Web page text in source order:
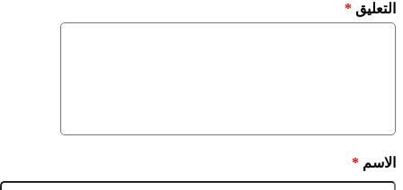
التعليق *
الاسم *